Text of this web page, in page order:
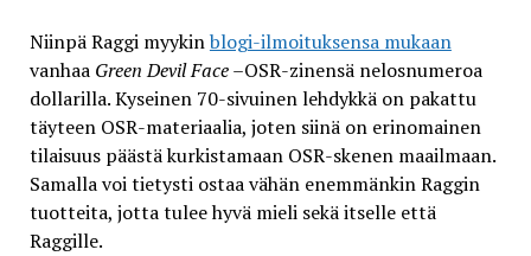
Niinpä Raggi myykinblogi-ilmoituksensa mukaan
vanhaa Green Devil Face–OSR-zinensä nelosnumeroa
dollarilla. Kyseinen 70-sivuinen lehdykkä on pakattu
täyteen OSR-materiaalia, joten siinä on erinomainen
tilaisuus päästä kurkistamaan OSR-skenen maailmaan.
Samalla voi tietysti ostaa vähän enemmänkin Raggin
tuotteita, jotta tulee hyvä mieli sekä itselle että
Raggille.